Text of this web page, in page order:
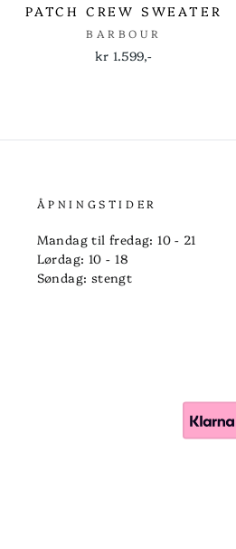
PATCH CREW SWEATER
BARBOUR
kr 1.599,-
ÅPNINGSTIDER
Mandag til fredag: 10 - 21
Lørdag: 10 - 18
Søndag: stengt